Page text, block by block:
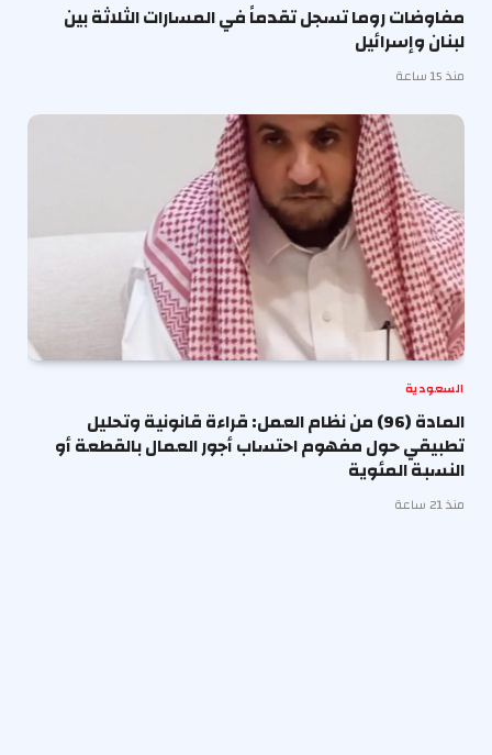
مفاوضات روما تسجل تقدماً في المسارات الثلاثة بين
لبنان وإسرائيل
منذ 15 ساعة
السعودية
المادة (96) من نظام العمل: قراءة قانونية وتحليل
تطبيقي حول مفهوم احتساب أجور العمال بالقطعة أو
النسبة المئوية
منذ 21 ساعة